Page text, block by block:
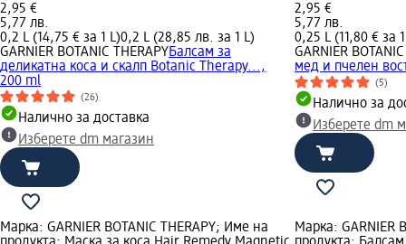
2,95 €
5,77 лв.
0,2 L (14,75 € за 1 L)0,2 L (28,85 лв. за 1 L)
GARNIER BOTANIC THERAPYБалсам за
деликатна коса и скалп Botanic Therapy...,
200 ml
(26)
Налично за доставка
Изберете dm магазин
2,95 €
5,77 лв.
0,25 L (11,80 € за
GARNIER
мед и пчелен
(5)
Налично за
Изберете dm
Марка: GARNIER BOTANIC THERAPY; Име на
Марка: GARNIER